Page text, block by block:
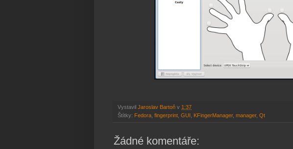
Vystavil Jaroslav Bartoň v 1:37
Štítky: Fedora fingerprint GUI KFingerManager, manager, Qt
Žádné komentáře: